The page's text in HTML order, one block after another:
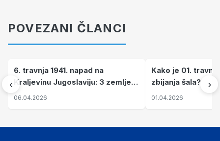
POVEZANI ČLANCI
‹
6. travnja 1941. napad na
Kraljevinu Jugoslaviju: 3 zemlje
nastale njenim raspadom
06.04.2026
Kako je 01.
zbijanja šala?
01.04.2026
›